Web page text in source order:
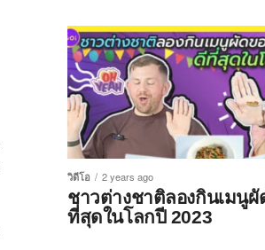
วิดีโอ 2 years ago
ชาวต่างชาติลองกินเมนูผั
ที่สุดในโลกปี 2023